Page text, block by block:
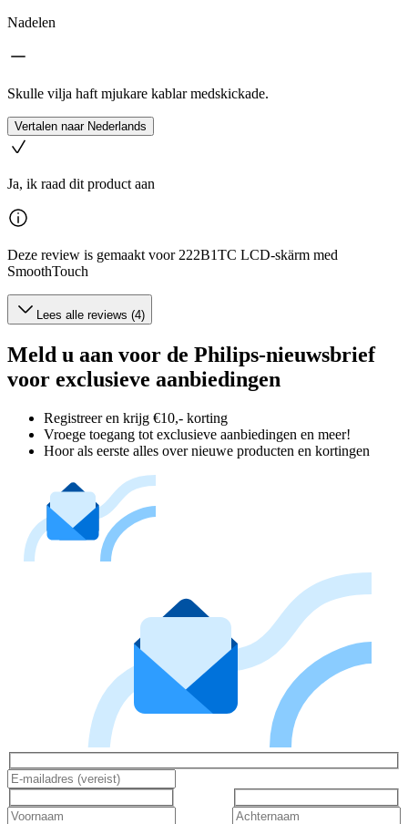
Nadelen
Skulle vilja haft mjukare kablar medskickade.
Vertalen naar Nederlands
Ja, ik raad dit product aan
Deze review is gemaakt voor 222B1TC LCD-skärm med
SmoothTouch
Lees alle reviews (4)
Meld u aan voor de Philips-nieuwsbrief
voor exclusieve aanbiedingen
Registreer en krijg €10,- korting
Vroege toegang tot exclusieve aanbiedingen en meer!
Hoor als eerste alles over nieuwe producten en kortingen